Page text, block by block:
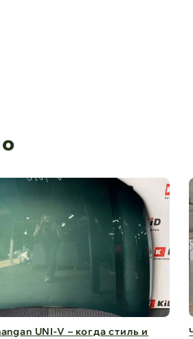
Чистый обзор на 360° –